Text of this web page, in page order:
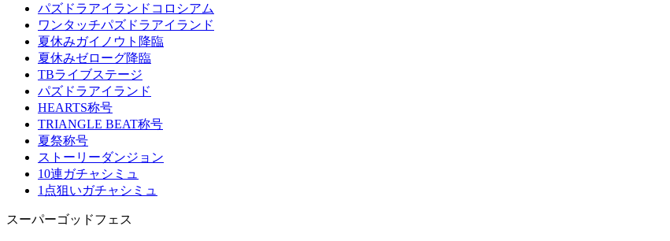
パズドラアイランドコロシアム
ワンタッチパズドラアイランド
夏休みガイノウト降臨
夏休みゼローグ降臨
TBライブステージ
パズドラアイランド
HEARTS称号
TRIANGLE BEAT称号
夏祭称号
ストーリーダンジョン
10連ガチャシミュ
1点狙いガチャシミュ
スーパーゴッドフェス